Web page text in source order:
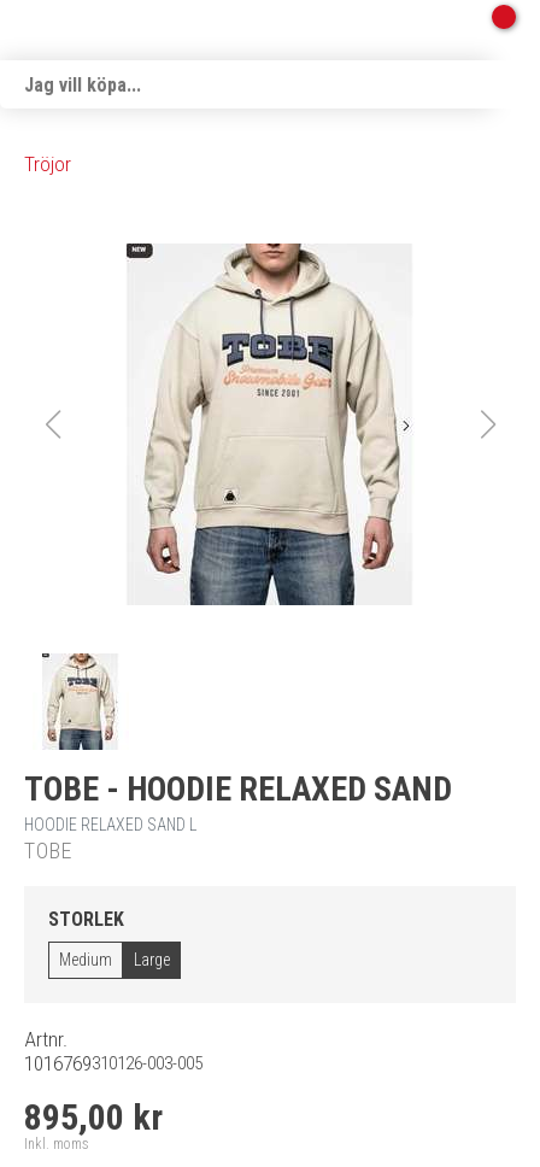
Tröjor
TOBE - HOODIE RELAXED SAND
HOODIE RELAXED SAND L
TOBE
STORLEK
Medium Large
Artnr.
1016769310126-003-005
895,00 kr
Inkl. moms